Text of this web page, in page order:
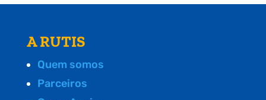
A RUTIS
Quem somos
Parceiros